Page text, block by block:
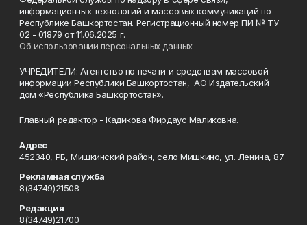
информационных технологий и массовых коммуникаций по
Республике Башкортостан. Регистрационный номер ПИ № ТУ
02 - 01879 от 11.06.2025 г.
Об использовании персональных данных
УЧРЕДИТЕЛИ: Агентство по печати и средствам массовой
информации Республики Башкортостан, АО Издательский
дом «Республика Башкортостан».
Главный редактор - Кадикова Фирдаус Маликовна.
Адрес
452340, РБ, Мишкинский район, село Мишкино, ул. Ленина, 87
Рекламная служба
8(34749)21508
Редакция
8(34749)21700